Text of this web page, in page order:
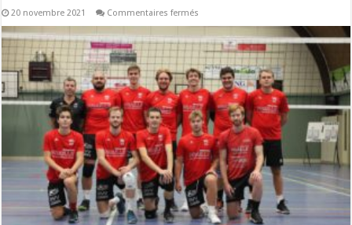
20 novembre 2021 Commentaires fermés
Yorick
Vande
Velde
(Kapelle-
op-
den-
Bos)
:
«
Travail
collectif»